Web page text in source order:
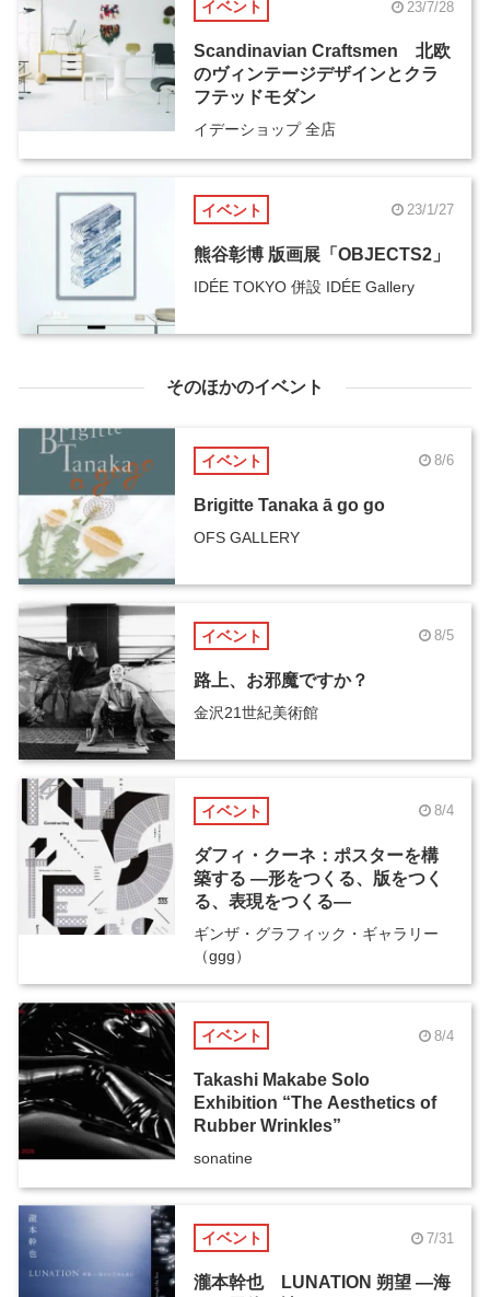
イベント 23/7/28
Scandinavian Craftsmen 北欧
のヴィンテージデザインとクラ
フテッドモダン
イデーショップ 全店
イベント 23/1/27
熊谷彰博 版画展「OBJECTS2」
IDÉE TOKYO 併設 IDÉE Gallery
そのほかのイベント
イベント 8/6
Brigitte Tanaka ā go go
OFS GALLERY
イベント 8/5
路上、お邪魔ですか？
金沢21世紀美術館
イベント 8/4
ダフィ・クーネ：ポスターを構
築する ―形をつくる、版をつく
る、表現をつくる―
ギンザ・グラフィック・ギャラリー
（ggg）
イベント 8/4
Takashi Makabe Solo
Exhibition “The Aesthetics of
Rubber Wrinkles”
sonatine
イベント 7/31
瀧本幹也 LUNATION 朔望 ―海